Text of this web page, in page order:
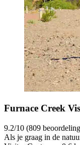
Furnace Creek
9.2/10 (809
Als je graag in de